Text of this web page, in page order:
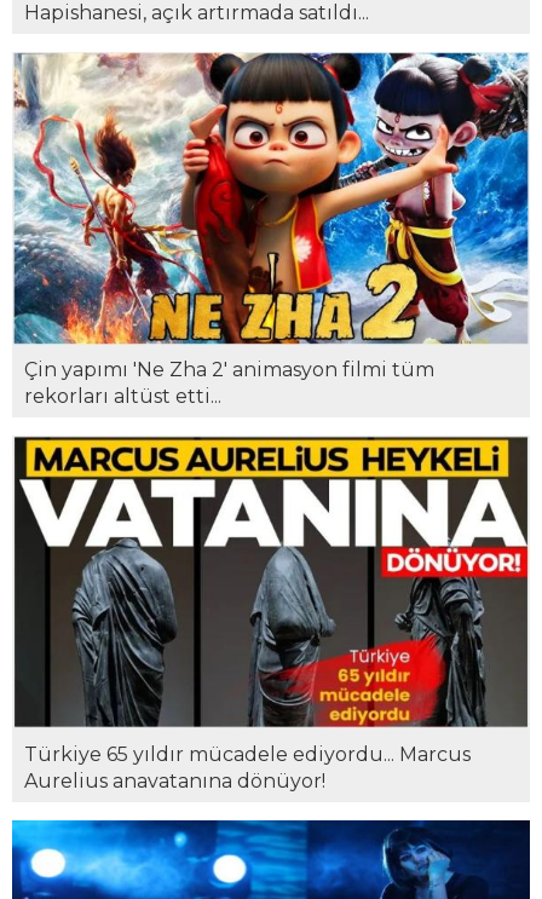
Hapishanesi, açık artırmada satıldı...
Çin yapımı 'Ne Zha 2' animasyon filmi tüm
rekorları altüst etti...
Türkiye 65 yıldır mücadele ediyordu... Marcus
Aurelius anavatanına dönüyor!